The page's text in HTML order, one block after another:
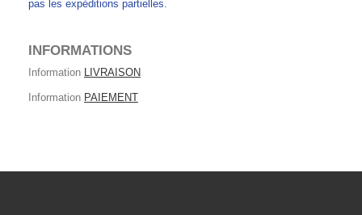
pas les expéditions partielles.
INFORMATIONS
Information LIVRAISON
Information PAIEMENT